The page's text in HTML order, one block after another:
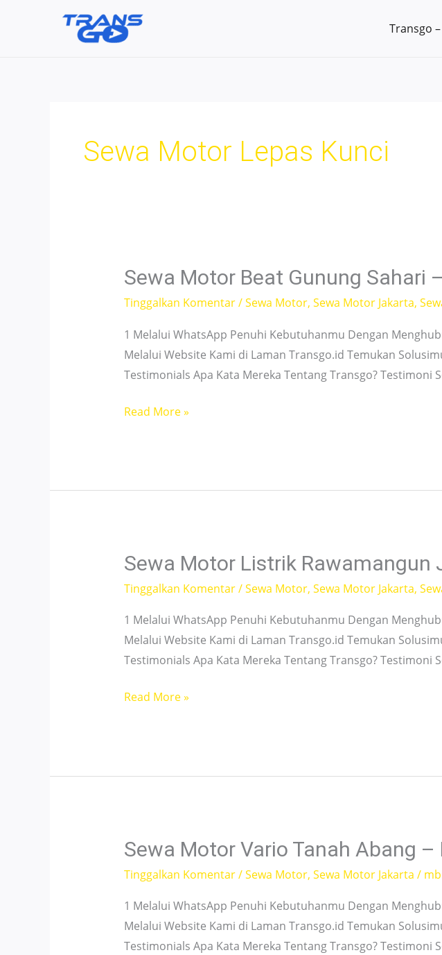
Transgo
Sewa Motor Lepas Kunci
Sewa Motor Beat Gunung Sahari
Tinggalkan Komentar/Sewa Motor, Sewa Motor Jakarta,
1 Melalui WhatsApp Penuhi Kebutuhanmu Dengan
Melalui Website Kami di Laman Transgo.id Temukan
Testimonials Apa Kata Mereka Tentang Transgo? Testimoni
Sewa
Sahari
&
Siap
Jalan
Read More »
Sewa Motor Listrik Rawamangun
Tinggalkan Komentar/Sewa Motor, Sewa Motor Jakarta,
1 Melalui WhatsApp Penuhi Kebutuhanmu Dengan
Melalui Website Kami di Laman Transgo.id Temukan
Testimonials Apa Kata Mereka Tentang Transgo? Testimoni
Sewa
Jakarta
Unit
Ready
Read More »
Sewa Motor Vario Tanah Abang –
Tinggalkan Komentar/Sewa Motor, Sewa Motor Jakarta /
1 Melalui WhatsApp Penuhi Kebutuhanmu Dengan
Melalui Website Kami di Laman Transgo.id Temukan
Testimonials Apa Kata Mereka Tentang Transgo? Testimoni